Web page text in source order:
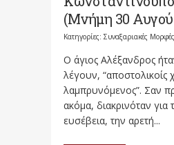
(Μνήμη 30
Κατηγορίες: Συναξαριακές Μορφές
Ο άγιος Αλέξανδρος
λέγουν, “αποστολικοίς
λαμπρυνόμενος”. Σαν
ακόμα, διακρινόταν για
ευσέβεια, την αρετή...